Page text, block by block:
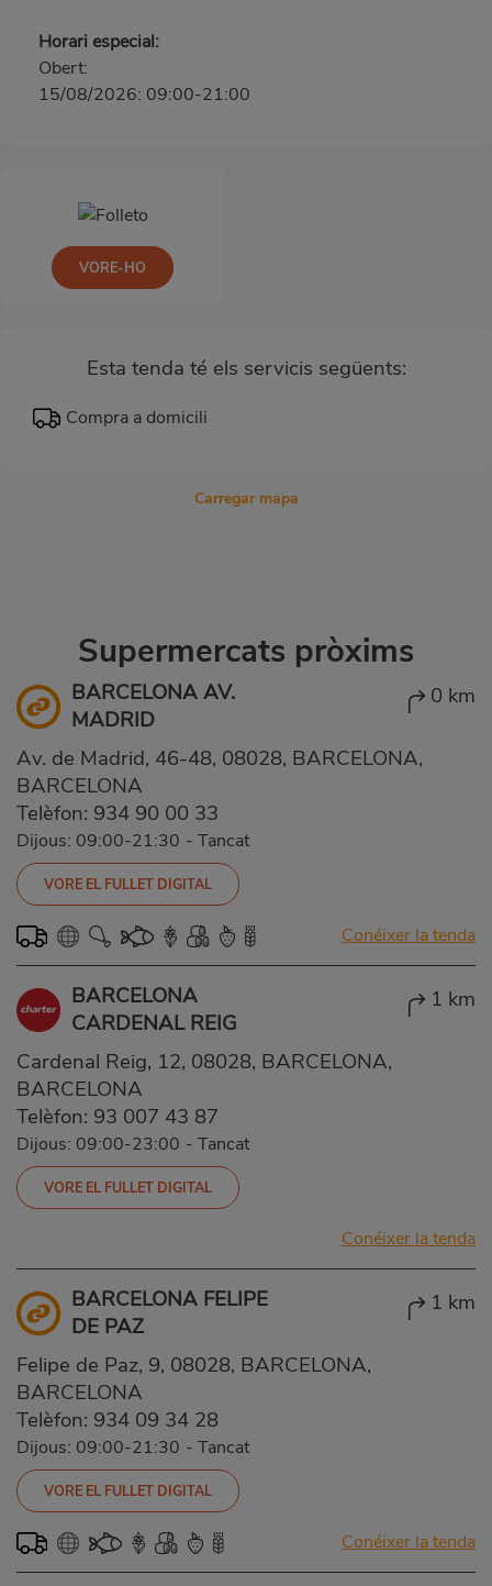
Horari especial:
Obert:
15/08/2026: 09:00-21:00
Esta tenda té els servicis següents:
Compra a domicili
VORE-HO
Carregar mapa
Supermercats pròxims
BARCELONA AV.
MADRID
0 km
Av. de Madrid, 46-48, 08028, BARCELONA,
BARCELONA
Telèfon: 934 90 00 33
Dijous: 09:00-21:30 - Tancat
VORE EL FULLET DIGITAL
Conéixer la tenda
BARCELONA
CARDENAL REIG
1 km
Cardenal Reig, 12, 08028, BARCELONA,
BARCELONA
Telèfon: 93 007 43 87
Dijous: 09:00-23:00 - Tancat
VORE EL FULLET DIGITAL
Conéixer la tenda
BARCELONA FELIPE
DE PAZ
1 km
Felipe de Paz, 9, 08028, BARCELONA,
BARCELONA
Telèfon: 934 09 34 28
Dijous: 09:00-21:30 - Tancat
VORE EL FULLET DIGITAL
Conéixer la tenda